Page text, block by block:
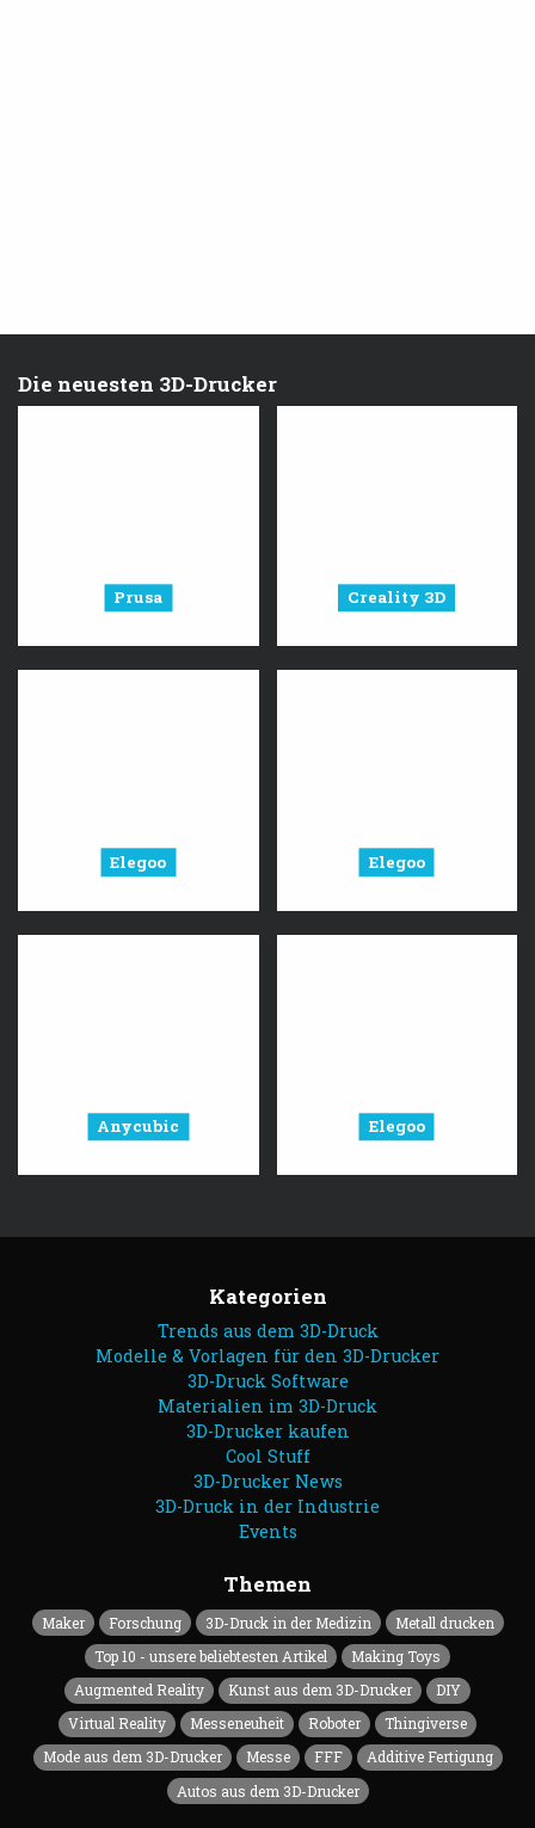
Die neuesten 3D-Drucker
Prusa Creality 3D
Elegoo Elegoo
Anycubic Elegoo
Kategorien
Trends aus dem 3D-Druck
Modelle & Vorlagen für den 3D-Drucker
3D-Druck Software
Materialien im 3D-Druck
3D-Drucker kaufen
Cool Stuff
3D-Drucker News
3D-Druck in der Industrie
Events
Themen
Maker Forschung 3D-Druck in der Medizin
Metall drucken
Top 10 - unsere beliebtesten Artikel
Making Toys
Augmented Reality
Kunst aus dem 3D-Drucker
DIY
Virtual Reality
Messeneuheit Roboter
Thingiverse
Mode aus dem 3D-Drucker
Messe FFF
Additive Fertigung
Autos aus dem 3D-Drucker